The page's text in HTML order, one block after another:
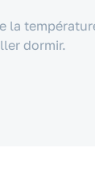
dormir.